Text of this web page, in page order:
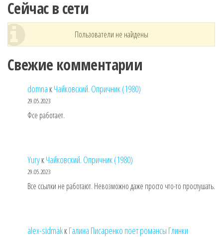
Сейчас в сети
Пользователи не найдены
Свежие комментарии
domna кЧайковский. Опричник (1980)
29.05.2023
Фсе работает.
YuryкЧайковский. Опричник (1980)
29.05.2023
Все ссылки не работают. Невозможно даже просто что-то прослушать.
alex-sidmakкГалина Писаренко поет романсы Глинки